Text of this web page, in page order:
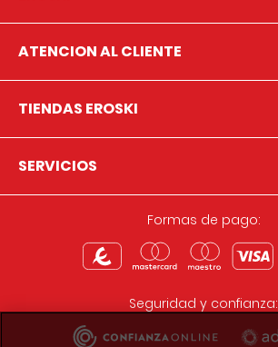
ATENCION AL CLIENTE
TIENDAS EROSKI
SERVICIOS
Formas de pago:
Seguridad y confianza: